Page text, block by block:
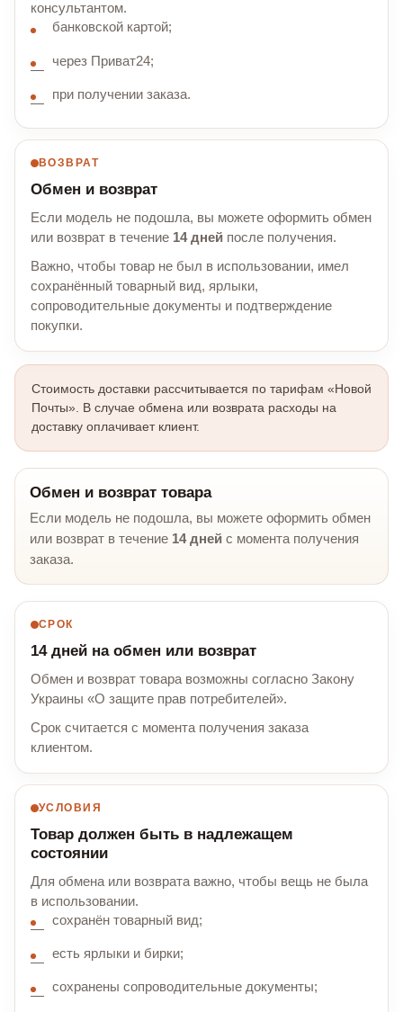
консультантом.
банковской картой;
через Приват24;
при получении заказа.
ВОЗВРАТ
Обмен и возврат
Если модель не подошла, вы можете оформить обмен
или возврат в течение 14 дней после получения.
Важно, чтобы товар не был в использовании, имел
сохранённый товарный вид, ярлыки,
сопроводительные документы и подтверждение
покупки.
Стоимость доставки рассчитывается по тарифам «Новой
Почты». В случае обмена или возврата расходы на
доставку оплачивает клиент.
Обмен и возврат товара
Если модель не подошла, вы можете оформить обмен
или возврат в течение 14 дней с момента получения
заказа.
СРОК
14 дней на обмен или возврат
Обмен и возврат товара возможны согласно Закону
Украины «О защите прав потребителей».
Срок считается с момента получения заказа
клиентом.
УСЛОВИЯ
Товар должен быть в надлежащем
состоянии
Для обмена или возврата важно, чтобы вещь не была
в использовании.
сохранён товарный вид;
есть ярлыки и бирки;
сохранены сопроводительные документы;